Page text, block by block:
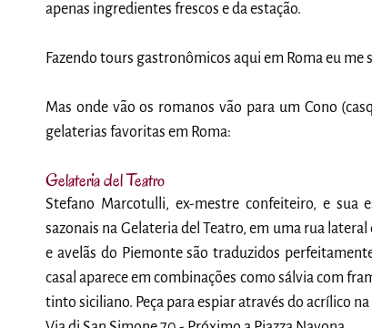
apenas ingredientes frescos e da estação.
Fazendo tours gastronômicos aqui em Roma eu
Mas onde vão os romanos vão para um Cono
gelaterias favoritas em Roma:
Gelateria del Teatro
Stefano Marcotulli, ex-mestre confeiteiro, e sua
sazonais na Gelateria del Teatro, em uma rua
e avelãs do Piemonte são traduzidos
casal aparece em combinações como sálvia com
tinto siciliano. Peça para espiar através do acrílico